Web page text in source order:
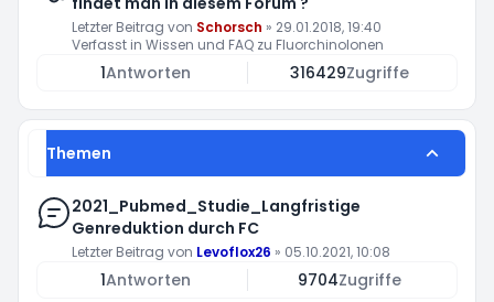
Letzter Beitrag von Schorsch » 29.01.2018, 19:40
Verfasst in Wissen und FAQ zu Fluorchinolonen
1Antworten 316429Zugriffe
Themen
2021_Pubmed_Studie_Langfristige
Genreduktion durch FC
Letzter Beitrag von Levoflox26 » 05.10.2021, 10:08
1Antworten 9704Zugriffe